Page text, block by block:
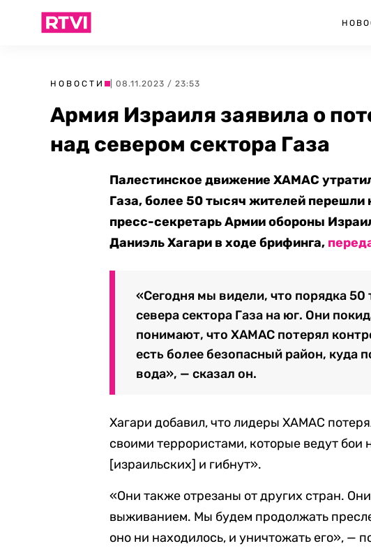
НОВОСТИ | 08.11.2023 / 23:53
Армия Израиля заявила о
над севером сектора Газа
Палестинское движение ХАМАС
Газа, более 50 тысяч жителей перешли
пресс-секретарь Армии обороны
Даниэль Хагари в ходе брифинга,
«Сегодня мы видели, что порядка
севера сектора Газа на юг. Они
понимают, что ХАМАС потерял
есть более безопасный район, куда
вода», — сказал он.
Хагари добавил, что лидеры ХАМАС
своими террористами, которые ведут бои
[израильских] и гибнут».
«Они также отрезаны от других стран.
выживанием. Мы будем продолжать
оно ни находилось, и уничтожать его», —